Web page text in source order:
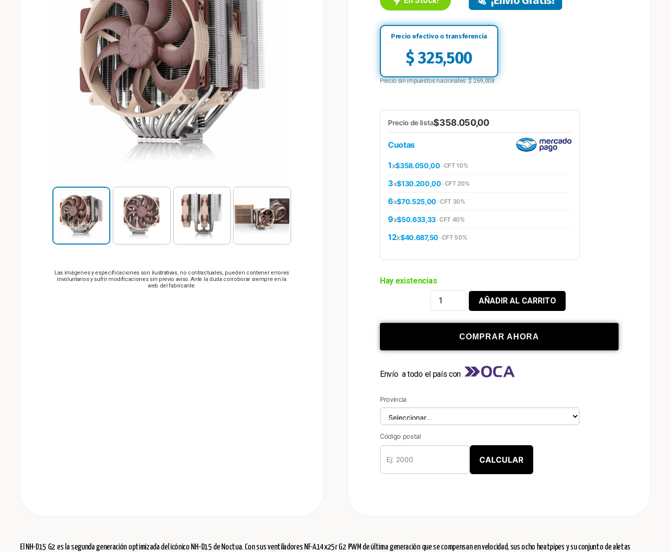
Las imágenes y especificaciones son ilustrativas, no contractuales, pueden contener errores
involuntarios y sufrir modificaciones sin previo aviso. Ante la duda corroborar siempre en la
web del fabricante.
$325,500
Precio sin impuestos nacionales:$269,008
Precio de lista$358.050,00
Cuotas
1x$358.050,00-CFT 10%
3x$130.200,00-CFT 20%
6x$70.525,00-CFT 30%
9x$50.633,33-CFT 40%
12x$40.687,50-CFT 50%
Hay existencias
AÑADIR AL CARRITO
COMPRAR AHORA
Envío a todo el país con
Provincia
Código postal
CALCULAR
El NH-D15 G2 es la segunda generación optimizada del icónico NH-D15 de Noctua. Con sus ventiladores NF-A14x25r G2 PWM de última generación que se compensan en velocidad, sus ocho heatpipes y su conjunto de aletas